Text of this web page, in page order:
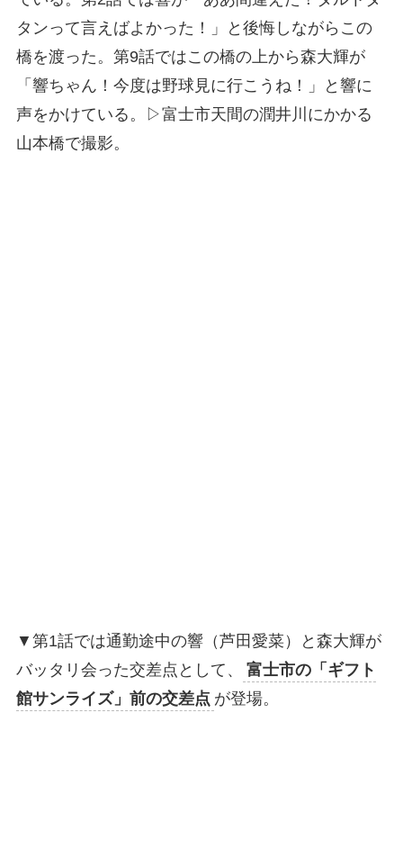
タンって言えばよかった！」と後悔しながらこの
橋を渡った。第9話ではこの橋の上から森大輝が
「響ちゃん！今度は野球見に行こうね！」と響に
声をかけている。▷富士市天間の潤井川にかかる
山本橋で撮影。
▼第1話では通勤途中の響（芦田愛菜）と森大輝が
バッタリ会った交差点として、
富士市の「ギフト
館サンライズ」前の交差点 が登場。